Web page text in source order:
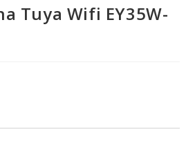
Tuya Wifi EY35W-